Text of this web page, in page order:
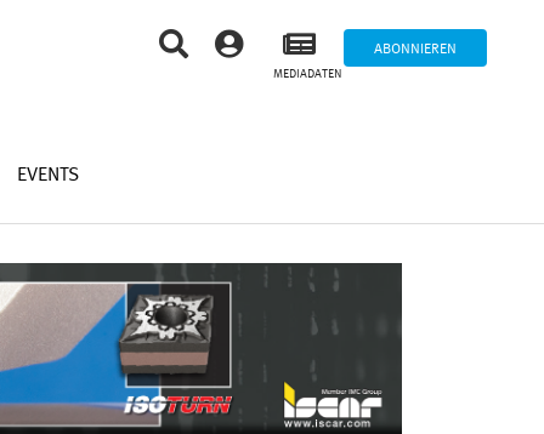
MEDIADATEN
ABONNIEREN
EVENTS